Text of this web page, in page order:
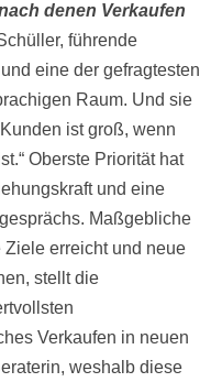
denen Verkaufen
führende
eine der gefragtesten
Raum. Und sie
ist groß, wenn
Oberste Priorität hat
und eine
Maßgebliche
erreicht und neue
stellt die
Verkaufen in neuen
weshalb diese